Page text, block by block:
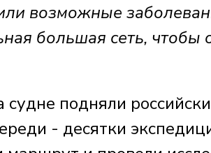
возможные
большая сеть, чтобы
судне подняли
- десятки